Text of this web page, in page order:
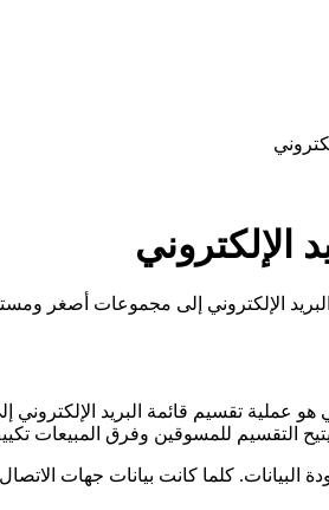
الإلكتروني
الإلكتروني إلى مجموعات أصغر
هو عملية تقسيم قائمة البريد
التقسيم للمسوقين وفرق المبيعات
البيانات. كلما كانت بيانات جهات